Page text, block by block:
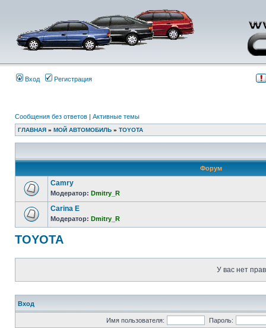
Вход Регистрация
Сообщения без ответов | Активные темы
ГЛАВНАЯ » МОЙ АВТОМОБИЛЬ » TOYOTA
Форум
Camry
Модератор: Dmitry_R
Carina E
Модератор: Dmitry_R
TOYOTA
У вас нет
Вход
Имя пользователя: Пароль: